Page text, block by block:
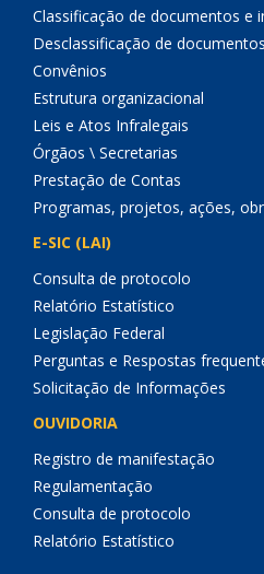
Classificação de documentos e
Desclassificação de
Convênios
Estrutura organizacional
Leis e Atos Infralegais
Órgãos \ Secretarias
Prestação de Contas
Programas, projetos, ações,
E-SIC (LAI)
Consulta de protocolo
Relatório Estatístico
Legislação Federal
Perguntas e Respostas
Solicitação de Informações
OUVIDORIA
Registro de manifestação
Regulamentação
Consulta de protocolo
Relatório Estatístico